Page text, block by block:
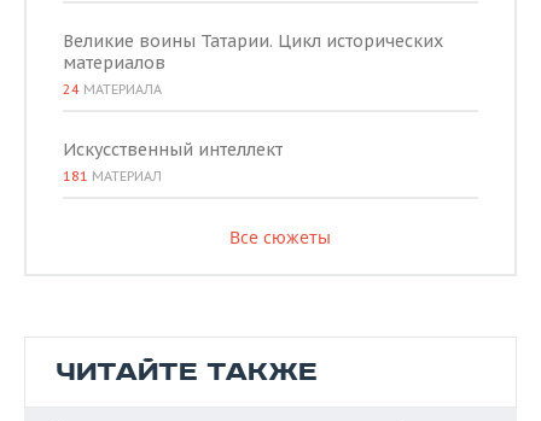
Великие воины Татарии. Цикл исторических
материалов
24 МАТЕРИАЛА
Искусственный интеллект
181 МАТЕРИАЛ
Все сюжеты
ЧИТАЙТЕ ТАКЖЕ